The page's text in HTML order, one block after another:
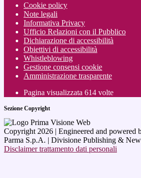
Cookie policy
Note legali
Informativa Privacy
Ufficio Relazioni con il Pubblico
Dichiarazione di accessibilità
Obiettivi di accessibilità
Whistleblowing
Gestione consensi cookie
Amministrazione trasparente
Pagina visualizzata 614 volte
Sezione Copyright
Copyright 2026 | Engineered and powered
Parma S.p.A. | Divisione Publishing &
Disclaimer trattamento dati personali